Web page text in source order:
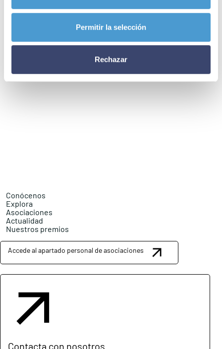
Permitir la selección
Rechazar
Conócenos
Explora
Asociaciones
Actualidad
Nuestros premios
Accede al apartado personal de asociaciones
Contacta con nosotros